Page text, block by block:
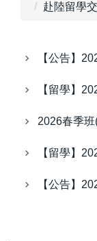
赴陸留學
【公告】
【留學】
2026春季
【留學】
【公告】